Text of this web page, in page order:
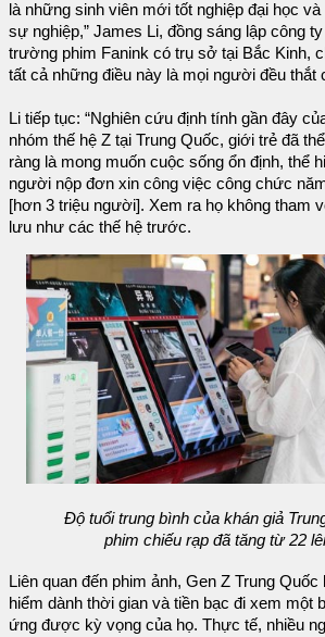
là những sinh viên mới tốt nghiệp đại học
sự nghiệp,” James Li, đồng sáng lập công
trường phim Fanink có trụ sở tại Bắc Kinh,
tất cả những điều này là mọi người đều thắt
Li tiếp tục: “Nghiên cứu định tính gần đây
nhóm thế hệ Z tại Trung Quốc, giới trẻ đã
ràng là mong muốn cuộc sống ổn định, thể
người nộp đơn xin công việc công chức
[hơn 3 triệu người]. Xem ra họ không tham
lưu như các thế hệ trước.
Độ tuổi trung bình của khán giả
phim chiếu rạp đã tăng từ 22
Liên quan đến phim ảnh, Gen Z Trung
hiểm dành thời gian và tiền bạc đi xem một
ứng được kỳ vọng của họ. Thực tế, nhiều